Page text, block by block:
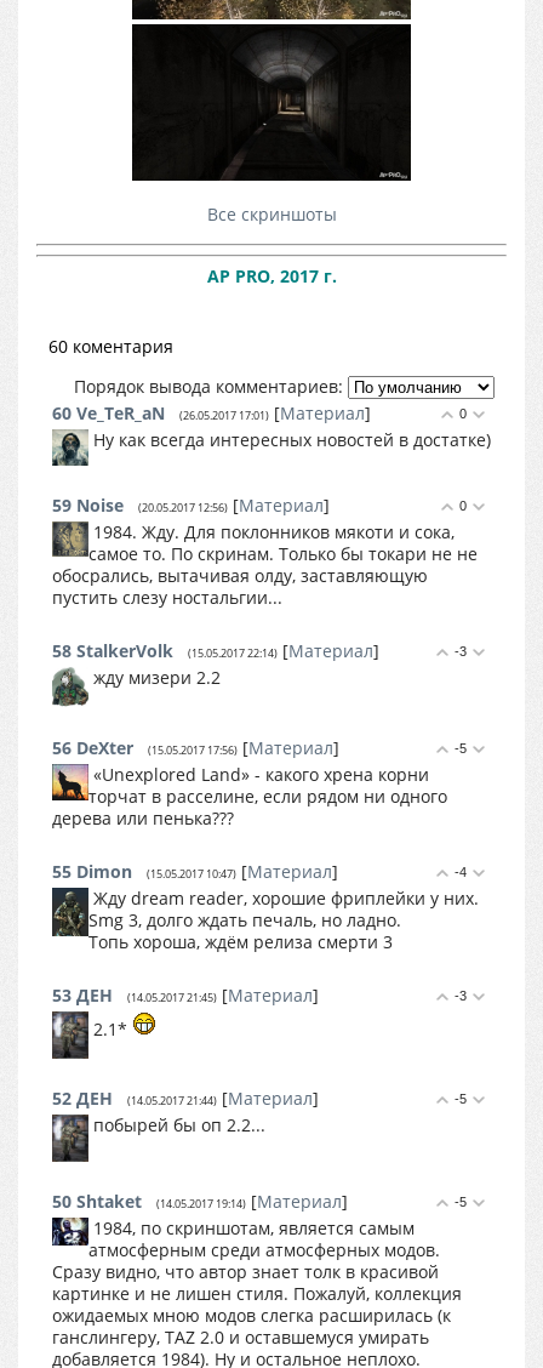
Все скриншоты
AP PRO, 2017 г.
60 коментария
Порядок вывода комментариев:
0
60 Ve_TeR_aN (26.05.2017 17:01) [Материал]
Ну как всегда интересных новостей в достатке)
0
59 Noise (20.05.2017 12:56) [Материал]
1984. Жду. Для поклонников мякоти и сока,
самое то. По скринам. Только бы токари не не
обосрались, вытачивая олду, заставляющую
пустить слезу ностальгии...
-3
58 StalkerVolk (15.05.2017 22:14) [Материал]
жду мизери 2.2
-5
56 DеXter (15.05.2017 17:56) [Материал]
«Unexplored Land» - какого хрена корни
торчат в расселине, если рядом ни одного
дерева или пенька???
-4
55 Dimon (15.05.2017 10:47) [Материал]
Жду dream reader, хорошие фриплейки у них.
Smg 3, долго ждать печаль, но ладно.
Топь хороша, ждём релиза смерти 3
-3
53 ДЕН (14.05.2017 21:45) [Материал]
2.1*
-5
52 ДЕН (14.05.2017 21:44) [Материал]
побырей бы оп 2.2...
-5
50 Shtaket (14.05.2017 19:14) [Материал]
1984, по скриншотам, является самым
атмосферным среди атмосферных модов.
Сразу видно, что автор знает толк в красивой
картинке и не лишен стиля. Пожалуй, коллекция
ожидаемых мною модов слегка расширилась (к
ганслингеру, TAZ 2.0 и оставшемуся умирать
добавляется 1984). Ну и остальное неплохо.